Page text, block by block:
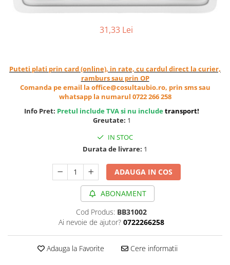
Fructe si legume Bio
Lactate
Orez, Faina si Premixuri
Ulei, otet
Conserve, Pateuri, creme
Leguminoase si seminte
Fermenti si gelifianti
Produse din soia
Sare si inlocuitori
31,33 Lei
Puteti plati prin card (online), in rate, cu cardul direct la curier,
ramburs sau prin OP
Comanda pe email la office@cosultaubio.ro, prin sms sau
whatsapp la numarul 0722 266 258
Info Pret: Pretul include TVA si nu includetransport!
Greutate: 1
IN STOC
Durata de livrare: 1
ADAUGA IN COS
ABONAMENT
Cod Produs: BB31002
Ai nevoie de ajutor? 0722266258
Adauga la Favorite Cere informatii